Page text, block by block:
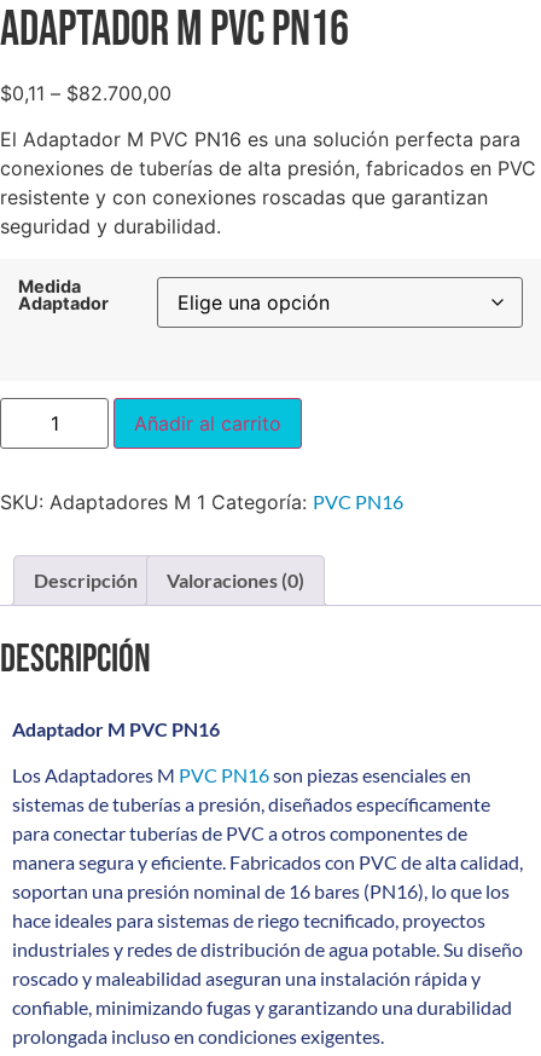
Adaptador M PVC PN16
$0,11 – $82.700,00
El Adaptador M PVC PN16 es una solución perfecta para
conexiones de tuberías de alta presión, fabricados en PVC
resistente y con conexiones roscadas que garantizan
seguridad y durabilidad.
Medida
Adaptador
Añadir al carrito
SKU: Adaptadores M 1 Categoría: PVC PN16
Descripción Valoraciones (0)
Descripción
Adaptador M PVC PN16
Los Adaptadores M PVC PN16son piezas esenciales en
sistemas de tuberías a presión, diseñados específicamente
para conectar tuberías de PVC a otros componentes de
manera segura y eficiente. Fabricados con PVC de alta calidad,
soportan una presión nominal de 16 bares (PN16), lo que los
hace ideales para sistemas de riego tecnificado, proyectos
industriales y redes de distribución de agua potable. Su diseño
roscado y maleabilidad aseguran una instalación rápida y
confiable, minimizando fugas y garantizando una durabilidad
prolongada incluso en condiciones exigentes.